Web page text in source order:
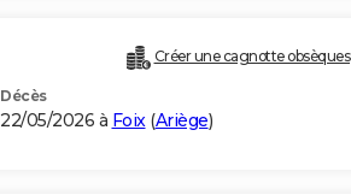
Créer une cagnotte obsèques
Décès
22/05/2026 à Foix(Ariège)